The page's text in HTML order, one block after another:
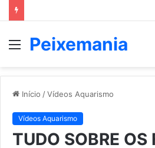
Menu
Peixemania
Início /Vídeos Aquarismo
Vídeos Aquarismo
TUDO SOBRE OS